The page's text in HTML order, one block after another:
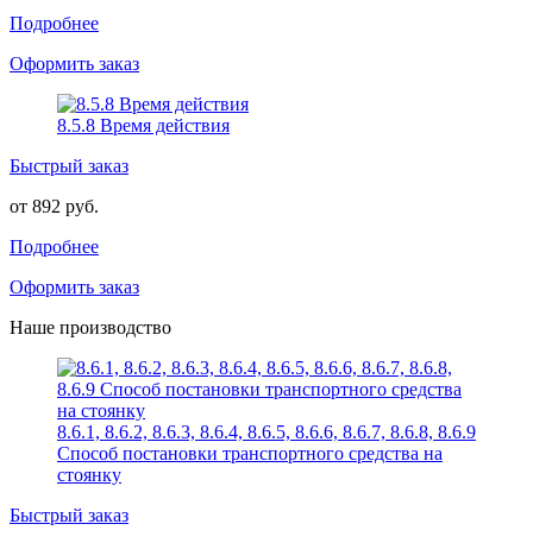
Подробнее
Оформить заказ
8.5.8 Время действия
Быстрый заказ
от 892 руб.
Подробнее
Оформить заказ
Наше производство
8.6.1, 8.6.2, 8.6.3, 8.6.4, 8.6.5, 8.6.6, 8.6.7, 8.6.8, 8.6.9
Способ постановки транспортного средства на
стоянку
Быстрый заказ